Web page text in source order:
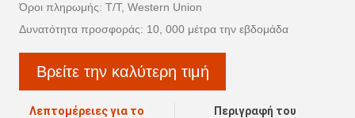
Όροι πληρωμής: T/T, Western Union
Δυνατότητα προσφοράς: 10, 000 μέτρα την εβδομάδα
Βρείτε την καλύτερη τιμή
Λεπτομέρειες για το
Περιγραφή του